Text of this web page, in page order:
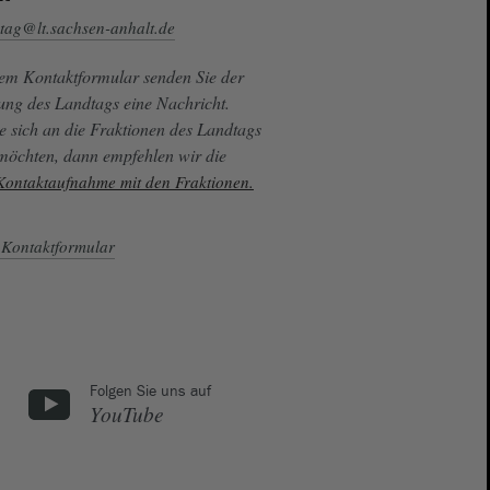
anhalt.de
Kontaktformular senden Sie der
des Landtags eine Nachricht.
sich an die Fraktionen des Landtags
dann empfehlen wir die
mit den Fraktionen.
Folgen Sie uns auf
YouTube